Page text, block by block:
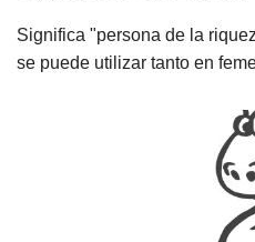
Significa "persona de la
se puede utilizar tanto en